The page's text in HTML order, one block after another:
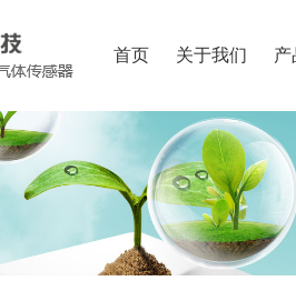
首页 关于我们 产